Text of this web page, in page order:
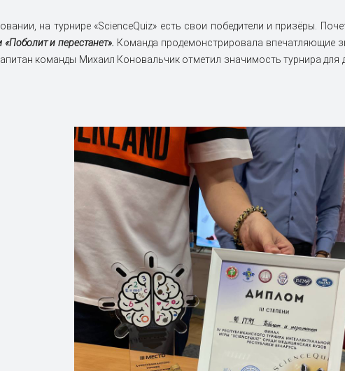
на турнире «ScienceQuiz» есть свои победители и призёры.
и перестанет». Команда продемонстрировала впечатляющие
команды Михаил Коновальчик отметил значимость турнира